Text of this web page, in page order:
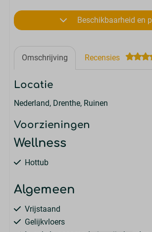
Beschikbaarheid en
Omschrijving Recensies
Locatie
Nederland, Drenthe, Ruinen
Voorzieningen
Wellness
Hottub
Algemeen
Vrijstaand
Gelijkvloers